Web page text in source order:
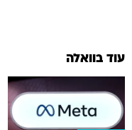
עוד בוואלה